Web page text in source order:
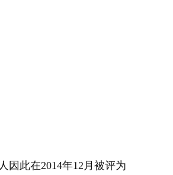
因此在2014年12月被评为